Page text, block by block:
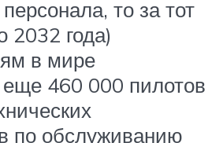
то за тот
2032 года)
в мире
460 000 пилотов
по обслуживанию